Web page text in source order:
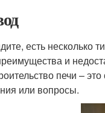
есть несколько
и
печи –
или вопросы.